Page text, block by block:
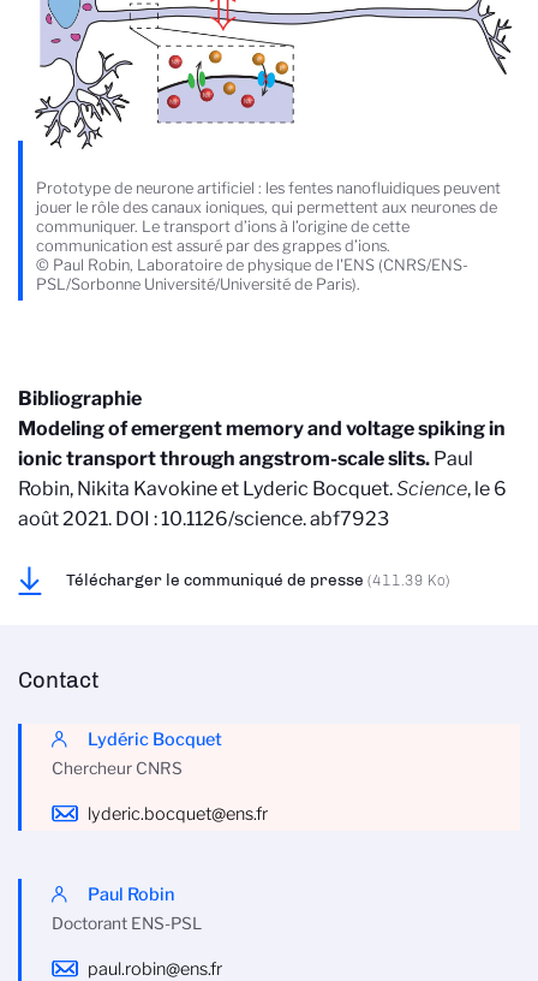
Prototype de neurone artificiel : les fentes nanofluidiques peuvent
jouer le rôle des canaux ioniques, qui permettent aux neurones de
communiquer. Le transport d’ions à l’origine de cette
communication est assuré par des grappes d’ions.
© Paul Robin, Laboratoire de physique de l'ENS (CNRS/ENS-
PSL/Sorbonne Université/Université de Paris).
Bibliographie
Modeling of emergent memory and voltage spiking in
ionic transport through angstrom-scale slits. Paul
Robin, Nikita Kavokine et Lyderic Bocquet.Science, le 6
août 2021. DOI : 10.1126/science. abf7923
Télécharger le communiqué de presse (411.39 Ko)
Contact
Lydéric Bocquet
Chercheur CNRS
lyderic.bocquet@ens.fr
Paul Robin
Doctorant ENS-PSL
paul.robin@ens.fr